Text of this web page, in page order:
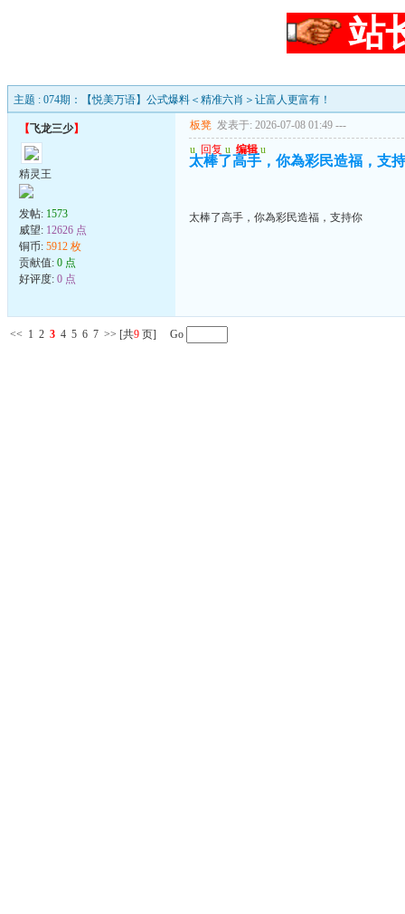
站
主题 : 074期：【悦美万语】公式爆料＜精准六肖＞让富人更富有！
【飞龙三少】
精灵王
发帖: 1573
威望: 12626 点
铜币: 5912 枚
贡献值: 0 点
好评度: 0 点
板凳 发表于: 2026-07-08 01:49 ---
u 回复 u 编辑 u
太棒了高手，你為彩民造福，支
太棒了高手，你為彩民造福，支持你
<< 1 2 3 4 5 6 7 >> [共9 页] Go